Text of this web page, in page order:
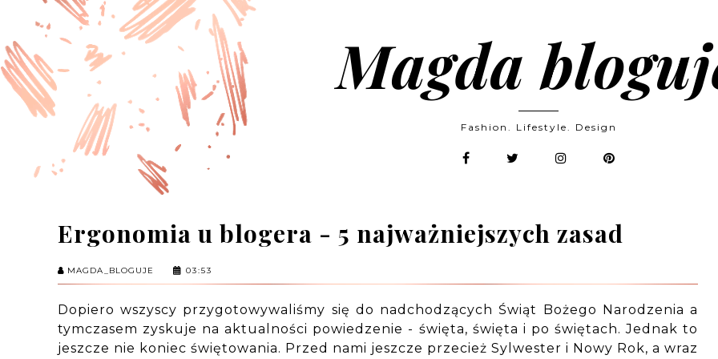
Magda
Fashion. Lifestyle. Design
Ergonomia u blogera - 5 najważniejszych zasad
MAGDA_BLOGUJE 03:53
Dopiero wszyscy przygotowywaliśmy się do nadchodzących Świąt Bożego Narodzenia a
tymczasem zyskuje na aktualności powiedzenie - święta, święta i po świętach. Jednak to
jeszcze nie koniec świętowania. Przed nami jeszcze przecież Sylwester i Nowy Rok, a wraz